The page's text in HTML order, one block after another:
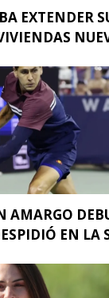
EXTENDER
AMARGO
EN LA